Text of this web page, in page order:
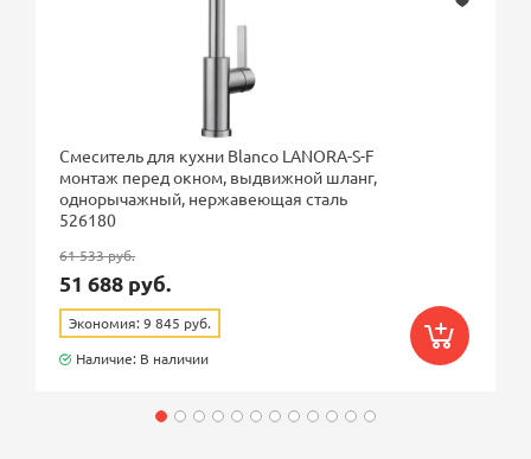
Смеситель для кухни Blanco LANORA-S-F
монтаж перед окном, выдвижной шланг,
однорычажный, нержавеющая сталь
526180
61 533 руб.
51 688 руб.
Экономия: 9 845 руб.
Наличие: В наличии